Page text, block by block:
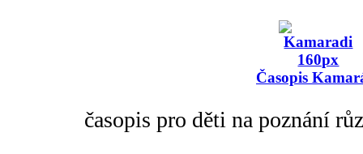
Časopis
časopis pro děti na poznání